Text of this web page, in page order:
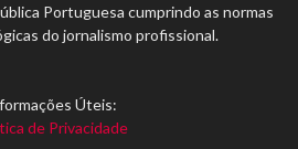
Portuguesa cumprindo as normas
do jornalismo profissional.
Úteis:
de Privacidade